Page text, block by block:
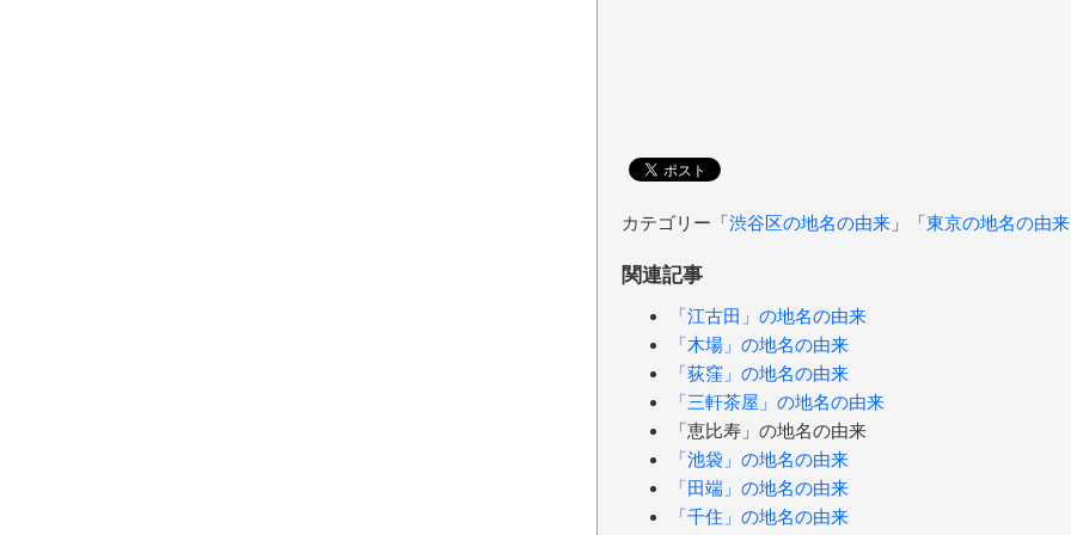
カテゴリー「渋谷区の地名の由来 」「東京の地名の由来
関連記事
「江古田」の地名の由来
「木場」の地名の由来
「荻窪」の地名の由来
「三軒茶屋」の地名の由来
「恵比寿」の地名の由来
「池袋」の地名の由来
「田端」の地名の由来
「千住」の地名の由来